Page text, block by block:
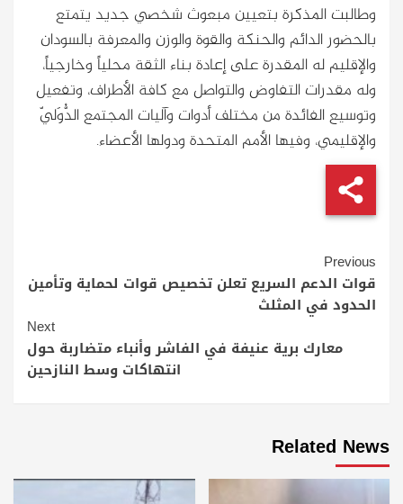
وطالبت المذكرة بتعيين مبعوث شخصي جديد يتمتع
بالحضور الدائم والحنكة والقوة والوزن والمعرفة بالسودان
والإقليم له المقدرة على إعادة بناء الثقة محلياً وخارجياً،
وله مقدرات التفاوض والتواصل مع كافة الأطراف، وتفعيل
وتوسيع الفائدة من مختلف أدوات وآليات المجتمع الدُّوَليّ
والإقليمي، وفيها الأمم المتحدة ودولها الأعضاء.
Continue
Reading
Previous
قوات الدعم السريع تعلن تخصيص قوات لحماية وتأمين
الحدود في المثلث
Next
معارك برية عنيفة في الفاشر وأنباء متضاربة حول
انتهاكات وسط النازحين
Related News